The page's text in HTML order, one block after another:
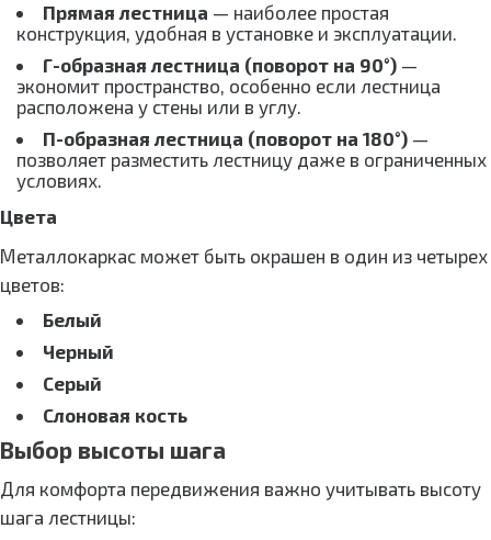
Прямая лестница — наиболее простая
конструкция, удобная в установке и эксплуатации.
Г-образная лестница (поворот на 90°) —
экономит пространство, особенно если лестница
расположена у стены или в углу.
П-образная лестница (поворот на 180°) —
позволяет разместить лестницу даже в ограниченных
условиях.
Цвета
Металлокаркас может быть окрашен в один из четырех
цветов:
Белый
Черный
Серый
Слоновая кость
Выбор высоты шага
Для комфорта передвижения важно учитывать высоту
шага лестницы: